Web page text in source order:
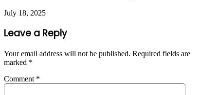
July 18, 2025
Leave a Reply
Your email address will not be published. Required fields are
marked *
Comment *